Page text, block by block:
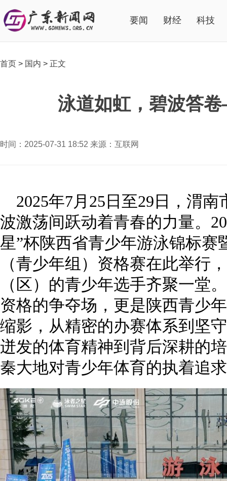
要闻 财经 科技
首页 > 国内 > 正文
泳道如虹，碧波答
时间：2025-07-31 18:52 来源：互联网
2025年7月25日至29日，渭
波激荡间跃动着青春的力量。
星”杯陕西省青少年游泳锦标赛
（青少年组）资格赛在此举行
（区）的青少年选手齐聚一堂
资格的争夺场，更是陕西青少
缩影，从精密的办赛体系到坚
迸发的体育精神到背后深耕的
秦大地对青少年体育的执着追